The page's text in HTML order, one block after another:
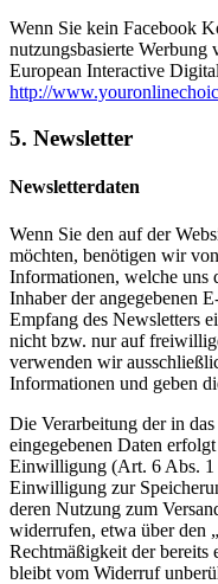
Wenn Sie kein Facebook
nutzungsbasierte Werbung
European Interactive
http://
5. Newsletter
Newsletterdaten
Wenn Sie den auf der
möchten, benötigen wir
Informationen, welche uns
Inhaber der angegebenen
Empfang des Newsletters
nicht bzw. nur auf
verwenden wir
Informationen und geben
Die Verarbeitung der in
eingegebenen Daten
Einwilligung (Art. 6 Abs.
Einwilligung zur
deren Nutzung zum
widerrufen, etwa über den
Rechtmäßigkeit der bereits
bleibt vom Widerruf